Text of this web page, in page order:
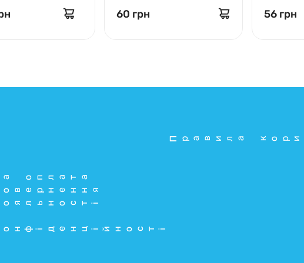
60 грн 56 грн
оплата
Правила